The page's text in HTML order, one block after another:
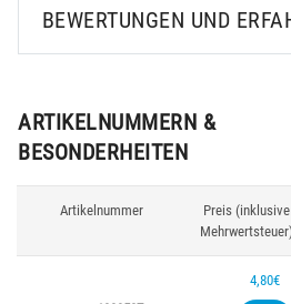
BEWERTUNGEN UND
ARTIKELNUMMERN &
BESONDERHEITEN
Artikelnummer
Preis (inklusive
4,80€